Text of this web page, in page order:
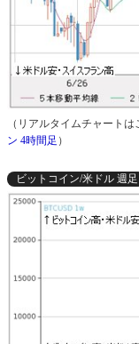
（リアルタイムチャート
ン 4時間足 ）
ビットコイン/米ドル 週足